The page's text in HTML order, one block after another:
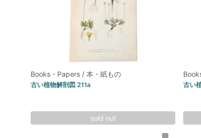
Books・Papers / 本・紙もの
古い植物解剖図 211a
sold out
古い